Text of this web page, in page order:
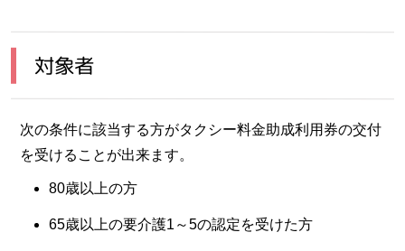
対象者
次の条件に該当する方がタクシー料金助成利用券の交付
を受けることが出来ます。
80歳以上の方
65歳以上の要介護1～5の認定を受けた方